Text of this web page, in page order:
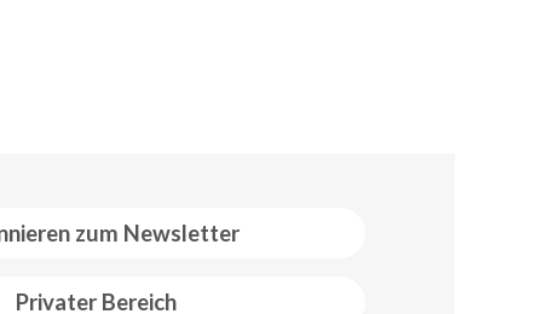
zum Newsletter
Privater Bereich